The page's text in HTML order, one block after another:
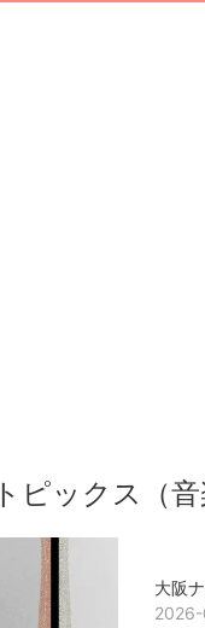
トピックス（音
大阪